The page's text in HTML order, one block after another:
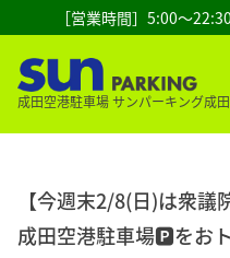
成田空港駐車場 サンパーキング成
［営業時間］5:00～
【今週末2/8(日)は衆
成田空港駐車場🅿️をお